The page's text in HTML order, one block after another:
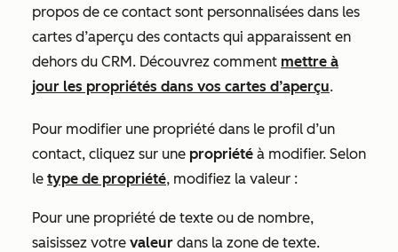
propos de ce contact sont personnalisées dans les
cartes d’aperçu des contacts qui apparaissent en
dehors du CRM. Découvrez comment mettre à
jour les propriétés dans vos cartes d’aperçu.
Pour modifier une propriété dans le profil d’un
contact, cliquez sur une propriété à modifier. Selon
le type de propriété, modifiez la valeur :
Pour une propriété de texte ou de nombre,
saisissez votre valeur dans la zone de texte.